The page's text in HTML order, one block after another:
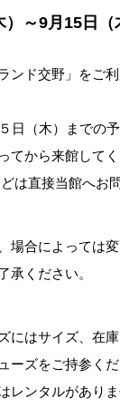
ォーム
）～9月15日
ンド交野」をご
日（木）までの
てから来館してく
は直接当館へお
場合によっては
承ください。
にはサイズ、在
ーズをご持参くだ
レンタルがありま